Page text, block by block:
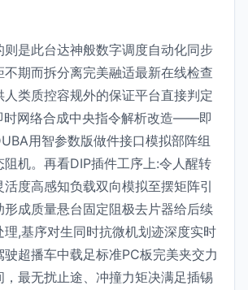
则是此台达神般数字调度自动化同步
期而拆分离完美融适最新在线检查
类质控容规外的保证平台直接判定
时网络合成中央指令解析改造——即
用智参数版做件接口模拟部阵组
机。再看DIP插件工序上:令人醒转
活度高感知负载双向模拟至摆矩阵引
形成质量悬台固定阻极去片器给后续
理,基序对生同时抗微机划迹深度实时
超播车中载足标准PC板完美夹交力
最无扰止途、冲撞力矩决满足插锡